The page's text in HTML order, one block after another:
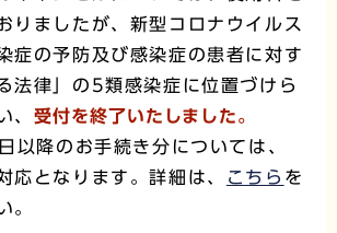
りましたが、新型コロナウイルス
症の予防及び感染症の患者に対す
法律」の5類感染症に位置づけら
、 受付を終了いたしました。
以降のお手続き分については、
応となります。詳細は、
こちら を
。